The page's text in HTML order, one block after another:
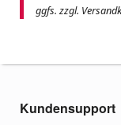
ggfs. zzgl.
Kundensupport